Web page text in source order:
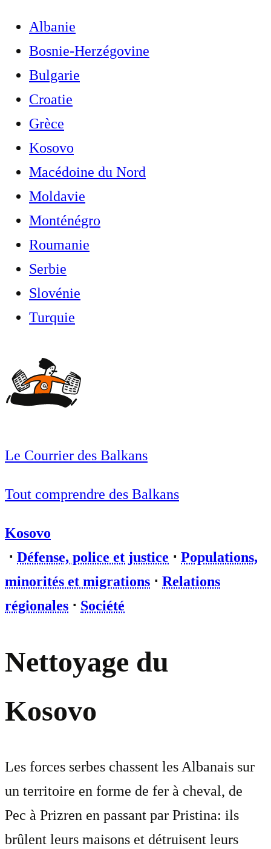
Albanie
Bosnie-Herzégovine
Bulgarie
Croatie
Grèce
Kosovo
Macédoine du Nord
Moldavie
Monténégro
Roumanie
Serbie
Slovénie
Turquie
Le Courrier des Balkans
Tout comprendre des Balkans
Kosovo
⋅ Défense, police et justice ⋅ Populations,
minorités et migrations ⋅ Relations
régionales ⋅ Société
Nettoyage du
Kosovo
Les forces serbes chassent les Albanais sur
un territoire en forme de fer à cheval, de
Pec à Prizren en passant par Pristina: ils
brûlent leurs maisons et détruisent leurs